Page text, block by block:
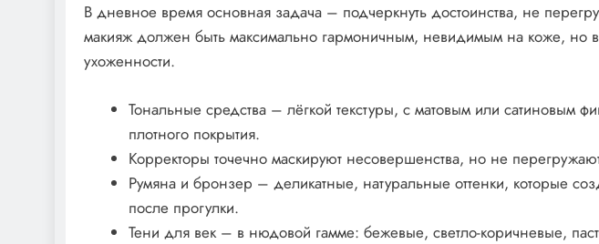
В дневное время основная задача – подчеркнуть достоинства, не
макияж должен быть максимально гармоничным, невидимым на коже, но
ухоженности.
Тональные средства – лёгкой текстуры, с матовым или сатиновым
плотного покрытия.
Корректоры точечно маскируют несовершенства, но не
Румяна и бронзер – деликатные, натуральные оттенки, которые
после прогулки.
Тени для век – в нюдовой гамме: бежевые, светло-коричневые,